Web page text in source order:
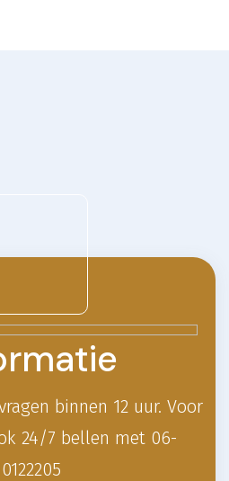
binnen 12 uur. Voor
24/7 bellen met 06-